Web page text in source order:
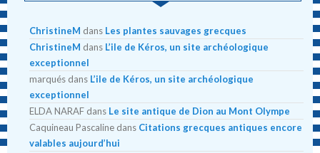
ChristineM dans Les plantes sauvages grecques
ChristineM dans L’ile de Kéros, un site archéologique
exceptionnel
marqués dans L’ile de Kéros, un site archéologique
exceptionnel
ELDA NARAF dans Le site antique de Dion au Mont Olympe
Caquineau Pascaline dans Citations grecques antiques encore
valables aujourd’hui